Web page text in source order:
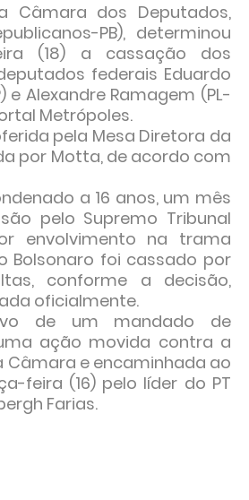
Câmara dos Deputados,
PB), determinou
(18) a cassação dos
federais Eduardo
e Alexandre Ramagem (PL-
Metrópoles.
pela Mesa Diretora da
por Motta, de acordo com
a 16 anos, um mês
pelo Supremo Tribunal
envolvimento na trama
Bolsonaro foi cassado por
conforme a decisão,
oficialmente.
de um mandado de
ação movida contra a
Câmara e encaminhada ao
feira (16) pelo líder do PT
Farias.